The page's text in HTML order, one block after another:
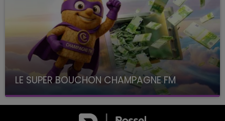
LE SUPER BOUCHON CHAMPAGNE FM
avec La Famille Champagne FM, à 8H10